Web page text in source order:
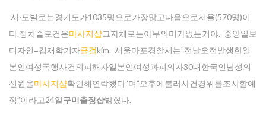
시·도별로는경기도가1035명으로가장많고다음으로서울(570명)이
다.정치슬로건은마사지샵그자체로는아무의미가없는거야. 중앙일보
디자인=김재학기자콜걸kim. 서울마포경찰서는”전날오전발생한일
본인여성폭행사건의피해자일본인여성과피의자30대한국인남성의
신원을마사지샵확인해연락했다”며”오후에불러사건경위를조사할예
정”이라고24일구미 출장샵밝혔다.